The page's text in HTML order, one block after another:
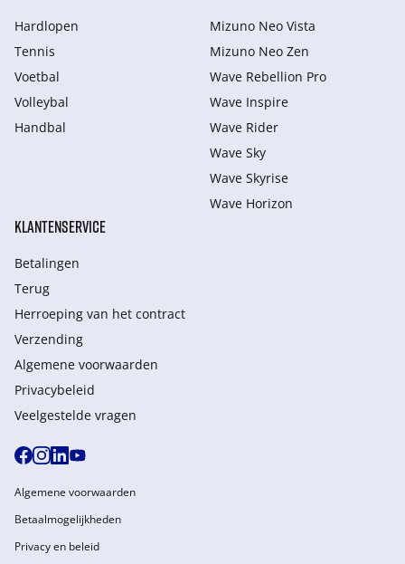
Hardlopen
Tennis
Voetbal
Volleybal
Handbal
Mizuno Neo Vista
Mizuno Neo Zen
Wave Rebellion Pro
Wave Inspire
Wave Rider
Wave Sky
Wave Skyrise
Wave Horizon
KLANTENSERVICE
Betalingen
Terug
Herroeping van het contract
Verzending
Algemene voorwaarden
Privacybeleid
Veelgestelde vragen
Algemene voorwaarden
Betaalmogelijkheden
Privacy en beleid